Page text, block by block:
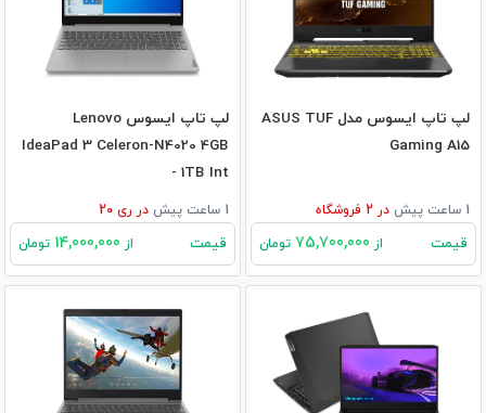
لپ تاپ ایسوس مدل ASUS TUF
Gaming A15
1 ساعت پیش در فروشگاه
قیمت از تومان
لپ تاپ ایسوس Lenovo
IdeaPad 3 Celeron-N4020 4GB
- 1TB Int
1 ساعت پیش در ری 20
قیمت از تومان